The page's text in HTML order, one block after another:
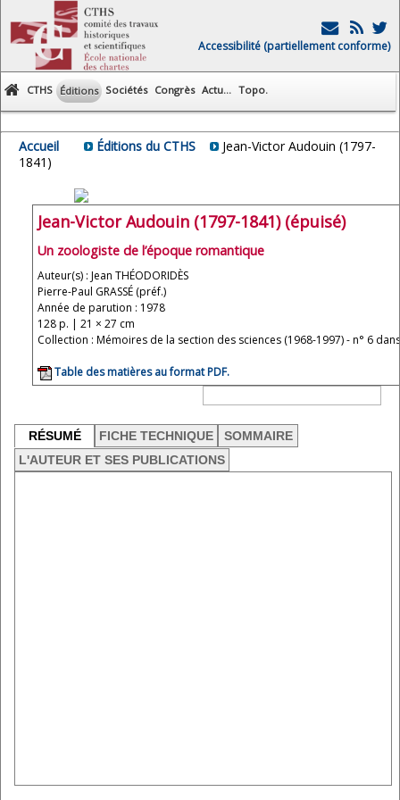
Accessibilité (partiellement conforme)
CTHS Éditions Sociétés Congrès Actu... Topo.
Accueil Éditions du CTHS
Jean-Victor Audouin (1797-
1841)
Jean-Victor Audouin (1797-1841) (épuisé)
Un zoologiste de l’époque romantique
Auteur(s) : Jean THÉODORIDÈS
Pierre-Paul GRASSÉ (préf.)
Année de parution : 1978
128 p. | 21 × 27 cm
Collection : Mémoires de la section des sciences (1968-1997) - n° 6
Table des matières au format PDF.
RÉSUMÉ FICHE TECHNIQUE
SOMMAIRE
L'AUTEUR ET SES PUBLICATIONS